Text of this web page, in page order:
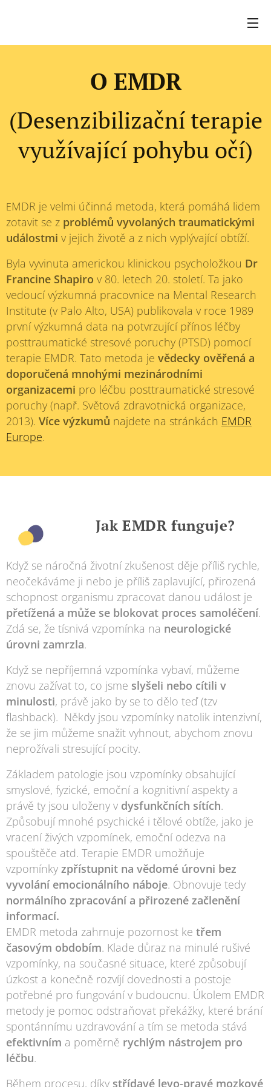
O EMDR
(Desenzibilizační terapie
využívající pohybu očí)
EMDR je velmi účinná metoda, která pomáhá lidem
zotavit se z problémů vyvolaných traumatickými
událostmi v jejich životě a z nich vyplývající obtíží.
Byla vyvinuta americkou klinickou psycholožkou Dr
Francine Shapiro v 80. letech 20. století. Ta jako
vedoucí výzkumná pracovnice na Mental Research
Institute (v Palo Alto, USA) publikovala v roce 1989
první výzkumná data na potvrzující přínos léčby
posttraumatické stresové poruchy (PTSD) pomocí
terapie EMDR. Tato metoda je vědecky ověřená a
doporučená mnohými mezinárodními
organizacemi pro léčbu posttraumatické stresové
poruchy (např. Světová zdravotnická organizace,
2013). Více výzkumů najdete na stránkách EMDR
Europe.
Jak EMDR funguje?
Když se náročná životní zkušenost děje příliš rychle,
neočekáváme ji nebo je příliš zaplavující, přirozená
schopnost organismu zpracovat danou událost je
přetížená a může se blokovat proces samoléčení.
Zdá se, že tísnivá vzpomínka na neurologické
úrovni zamrzla.
Když se nepříjemná vzpomínka vybaví, můžeme
znovu zažívat to, co jsme slyšeli nebo cítili v
minulosti, právě jako by se to dělo teď (tzv
flashback). Někdy jsou vzpomínky natolik intenzivní,
že se jim můžeme snažit vyhnout, abychom znovu
neprožívali stresující pocity.
Základem patologie jsou vzpomínky obsahující
smyslové, fyzické, emoční a kognitivní aspekty a
právě ty jsou uloženy v dysfunkčních sítích.
Způsobují mnohé psychické i tělové obtíže, jako je
vracení živých vzpomínek, emoční odezva na
spouštěče atd. Terapie EMDR umožňuje
vzpomínky zpřístupnit na vědomé úrovni bez
vyvolání emocionálního náboje. Obnovuje tedy
normálního zpracování a přirozené začlenění
informací.
EMDR metoda zahrnuje pozornost ke třem
časovým obdobím. Klade důraz na minulé rušivé
vzpomínky, na současné situace, které způsobují
úzkost a konečně rozvíjí dovednosti a postoje
potřebné pro fungování v budoucnu. Úkolem EMDR
metody je pomoc odstraňovat překážky, které brání
spontánnímu uzdravování a tím se metoda stává
efektivním a poměrně rychlým nástrojem pro
léčbu.
Během procesu, díky střídavé levo-pravé mozkové